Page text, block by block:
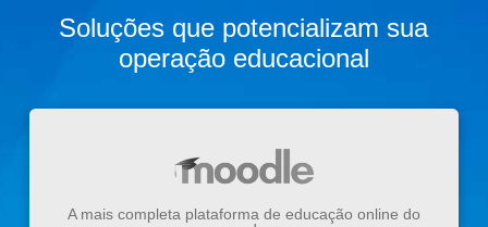
Soluções que potencializam sua
operação educacional
A mais completa plataforma de educação online do